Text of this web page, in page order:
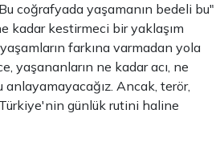
coğrafyada yaşamanın bedeli bu"
kadar kestirmeci bir yaklaşım
farkına varmadan yola
yaşananların ne kadar acı, ne
Ancak, terör,
günlük rutini haline